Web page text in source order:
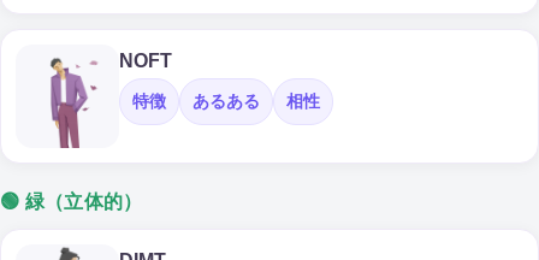
NOFT
特徴 あるある 相性
🟢 緑（立体的）